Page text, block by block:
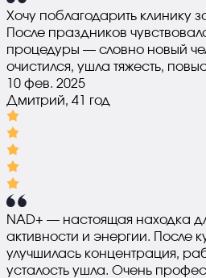
Хочу поблагодарить клинику
После праздников
процедуры — словно новый
очистился, ушла тяжесть,
10 фев. 2025
Дмитрий, 41 год
NAD+ — настоящая находка
активности и энергии. После
улучшилась концентрация,
усталость ушла. Очень